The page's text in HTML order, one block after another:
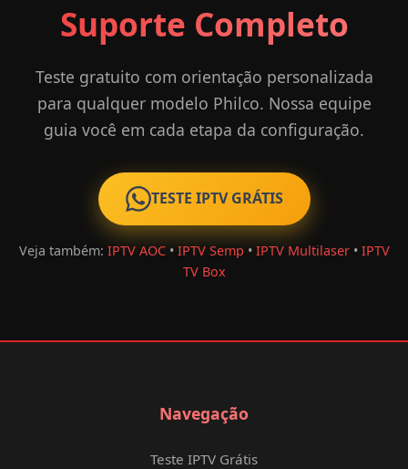
Suporte Completo
Teste gratuito com orientação personalizada
para qualquer modelo Philco. Nossa equipe
guia você em cada etapa da configuração.
TESTE IPTV GRÁTIS
Veja também: IPTV AOC• IPTV Semp • IPTV Multilaser• IPTV
TV Box
Navegação
Teste IPTV Grátis